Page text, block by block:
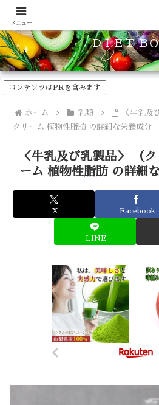
食品のカロリーや糖質などの栄養素が
ＤＩＥＴ Ｂ
コンテンツはPRを含みます
ホーム 乳類
＜牛乳及
クリーム 植物性脂肪 の詳細な栄養成分
＜牛乳及び乳製品＞ （
ーム 植物性脂肪 の詳細
X Facebook
LINE
メニュー